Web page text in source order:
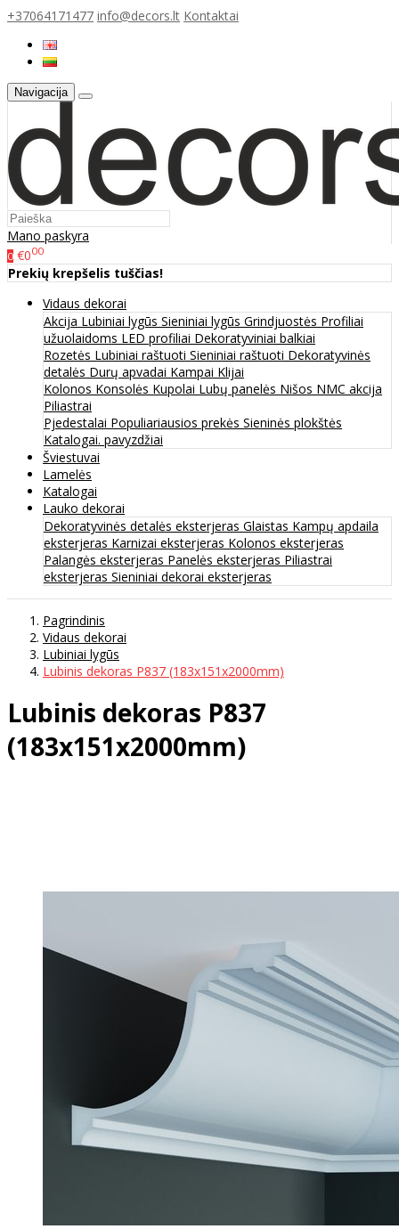
+37064171477 info@decors.lt Kontaktai
Navigacija
Mano paskyra
0 €000
Prekių krepšelis tuščias!
Vidaus dekorai
Akcija Lubiniai lygūs Sieniniai lygūs Grindjuostės Profiliai
užuolaidoms LED profiliai Dekoratyviniai balkiai
Rozetės Lubiniai raštuoti Sieniniai raštuoti Dekoratyvinės
detalės Durų apvadai Kampai Klijai
Kolonos Konsolės Kupolai Lubų panelės Nišos NMC akcija
Piliastrai
Pjedestalai Populiariausios prekės Sieninės plokštės
Katalogai. pavyzdžiai
Šviestuvai
Lamelės
Katalogai
Lauko dekorai
Dekoratyvinės detalės eksterjeras Glaistas Kampų apdaila
eksterjeras Karnizai eksterjeras Kolonos eksterjeras
Palangės eksterjeras Panelės eksterjeras Piliastrai
eksterjeras Sieniniai dekorai eksterjeras
Pagrindinis
Vidaus dekorai
Lubiniai lygūs
Lubinis dekoras P837 (183x151x2000mm)
Lubinis dekoras P837
(183x151x2000mm)